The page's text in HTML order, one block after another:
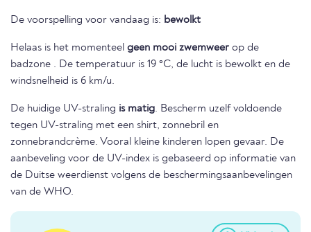
De voorspelling voor vandaag is: bewolkt
Helaas is het momenteel geen mooi zwemweer op de
badzone . De temperatuur is 19 °C, de lucht is bewolkt en de
windsnelheid is 6 km/u.
De huidige UV-straling is matig. Bescherm uzelf voldoende
tegen UV-straling met een shirt, zonnebril en
zonnebrandcrème. Vooral kleine kinderen lopen gevaar. De
aanbeveling voor de UV-index is gebaseerd op informatie van
de Duitse weerdienst volgens de beschermingsaanbevelingen
van de WHO.